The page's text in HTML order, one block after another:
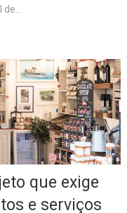
que exige
e serviços